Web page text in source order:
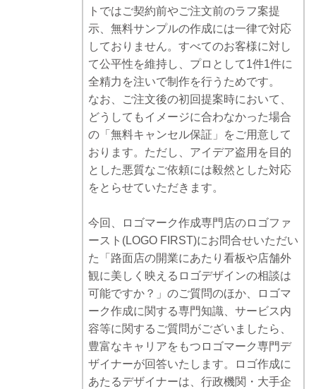
トではご契約前やご注文前のラフ案提
示、無料サンプルの作成には一律で対応
しておりません。すべてのお客様に対し
て公平性を維持し、プロとして1件1件に
全精力を注いで制作を行うためです。
なお、ご注文後の初回提案時において、
どうしてもイメージに合わなかった場合
の「無料キャンセル保証」をご用意して
おります。ただし、アイデア盗用を目的
とした悪質なご依頼には毅然とした対応
をとらせていただきます。
今回、ロゴマーク作成専門店のロゴファ
ースト(LOGO FIRST)にお問合せいただい
た「路面店の開業にあたり看板や店舗外
観に美しく映えるロゴデザインの相談は
可能ですか？」のご質問のほか、ロゴマ
ーク作成に関する専門知識、サービス内
容等に関するご質問がございましたら、
豊富なキャリアをもつロゴマーク専門デ
ザイナーが回答いたします。ロゴ作成に
あたるデザイナーは、行政機関・大手企